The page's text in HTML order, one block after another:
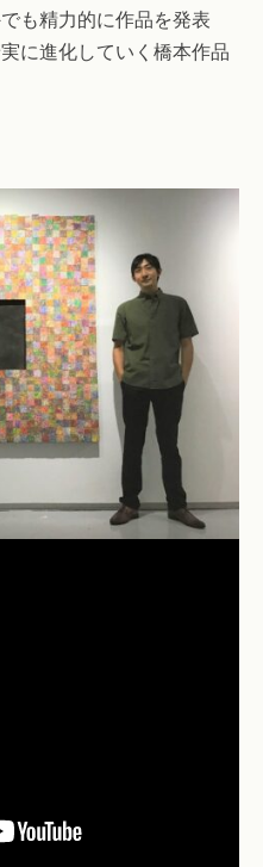
も精力的に作品を発表
に進化していく橋本作品